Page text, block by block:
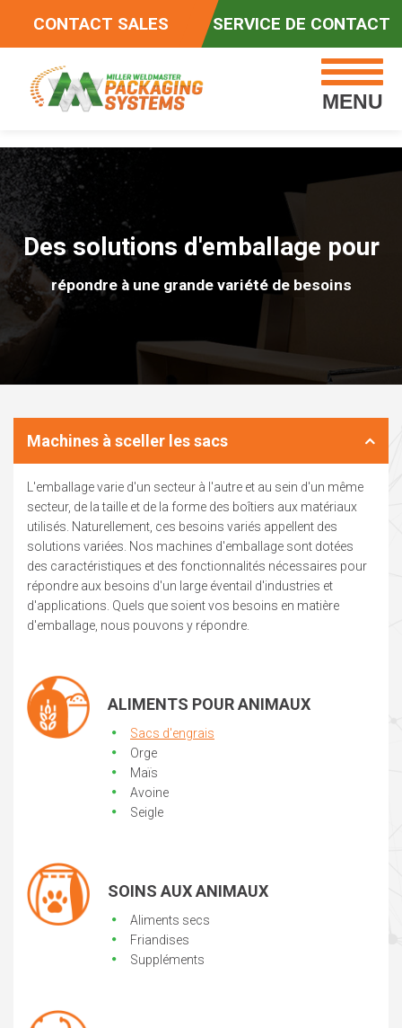
CONTACT SALES SERVICE DE CONTACT
MENU
Des solutions d'emballage pour
répondre à une grande variété de besoins
Machines à sceller les sacs
L'emballage varie d'un secteur à l'autre et au sein d'un même
secteur, de la taille et de la forme des boîtiers aux matériaux
utilisés. Naturellement, ces besoins variés appellent des
solutions variées. Nos machines d'emballage sont dotées
des caractéristiques et des fonctionnalités nécessaires pour
répondre aux besoins d'un large éventail d'industries et
d'applications. Quels que soient vos besoins en matière
d'emballage, nous pouvons y répondre.
ALIMENTS POUR ANIMAUX
Sacs d'engrais
Orge
Maïs
Avoine
Seigle
SOINS AUX ANIMAUX
Aliments secs
Friandises
Suppléments